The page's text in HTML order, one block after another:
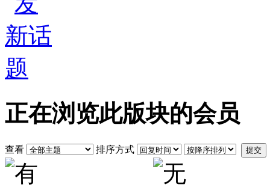
正在浏览此版块的会员
查看 排序方式 提交